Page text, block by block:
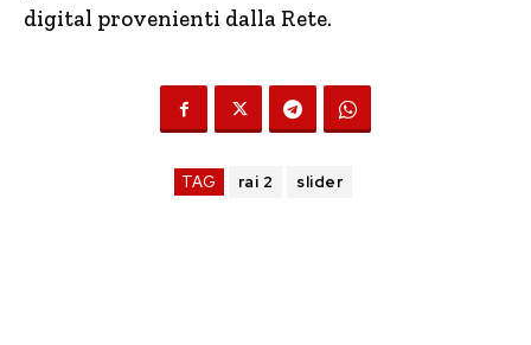
digital provenienti dalla Rete.
TAG rai 2 slider